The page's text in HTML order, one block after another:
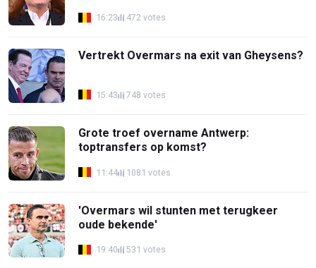
16:23 472 votes
Vertrekt Overmars na exit van Gheysens?
15:43 748 votes
Grote troef overname Antwerp:
toptransfers op komst?
11:44 1081 votes
'Overmars wil stunten met terugkeer
oude bekende'
19:40 531 votes